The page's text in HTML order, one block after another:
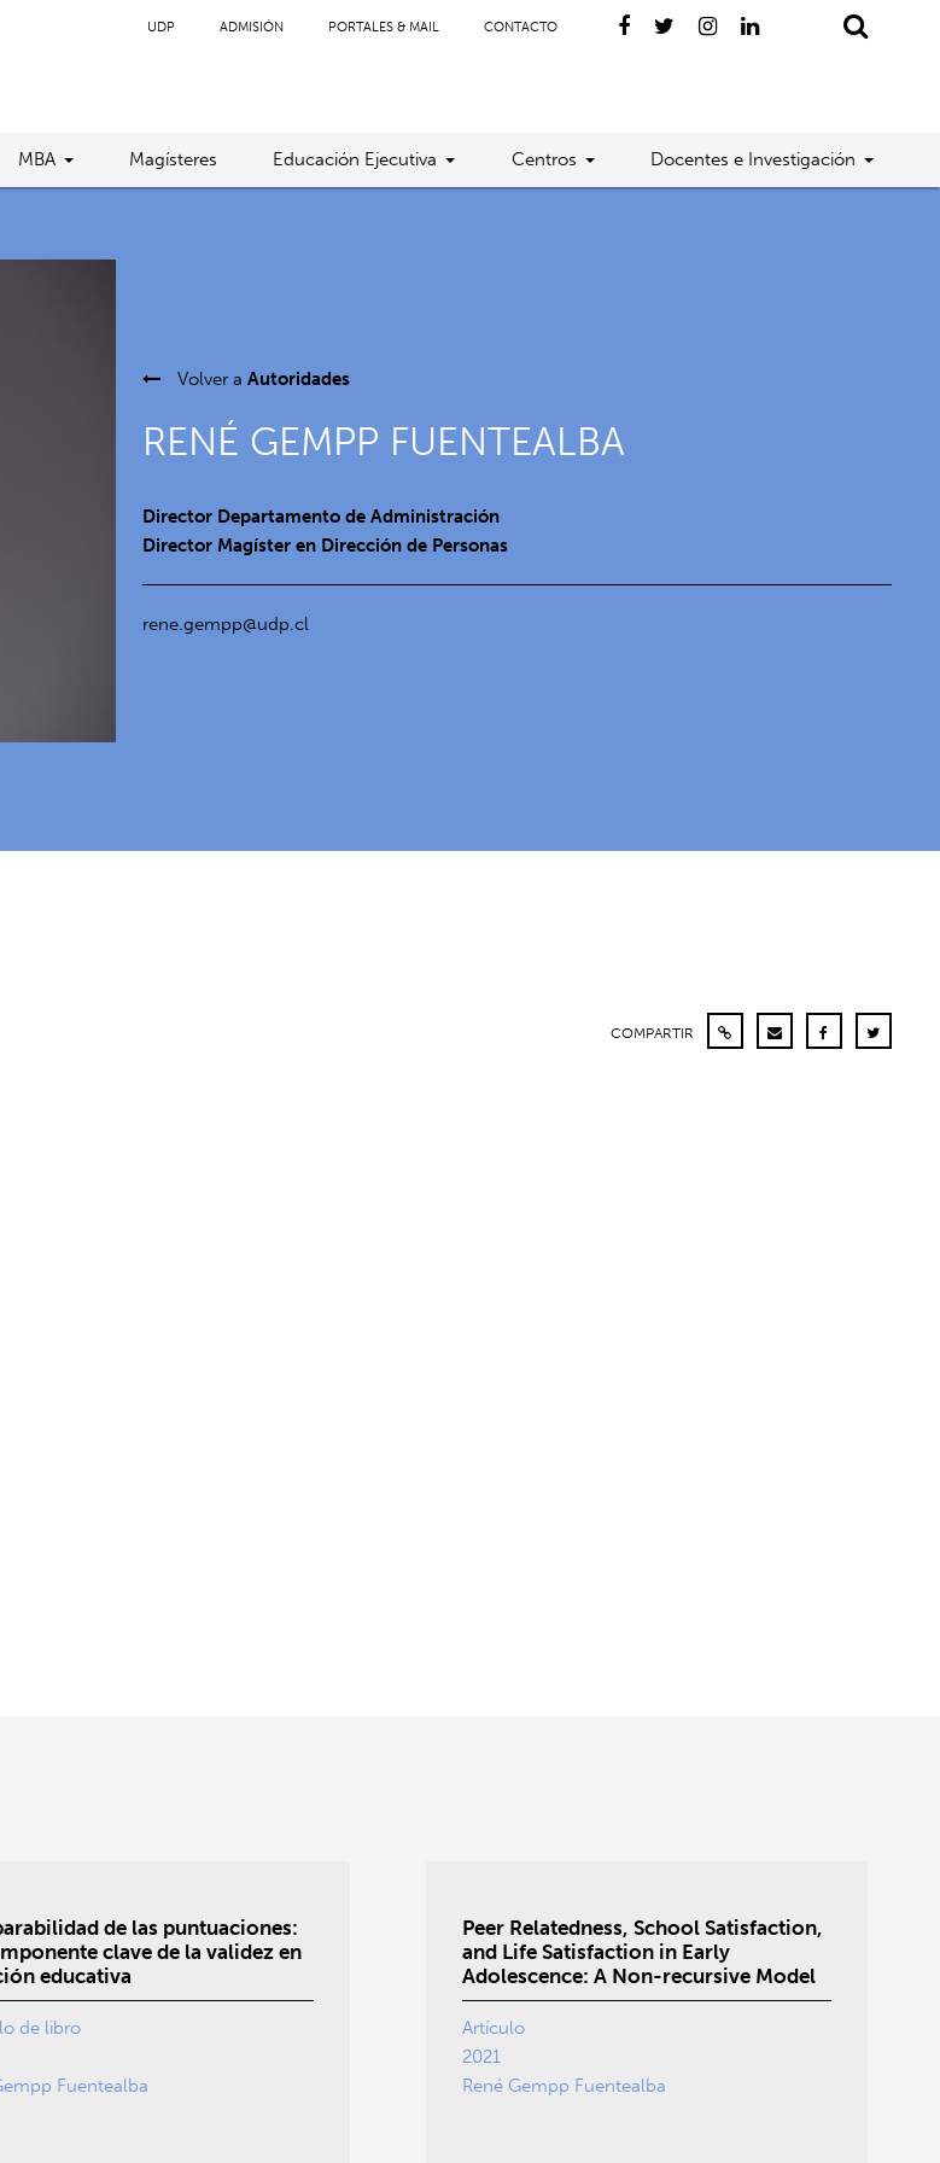
UDP ADMISIÓN PORTALES & MAIL CONTACTO
MBA Magísteres Educación Ejecutiva Centros Docentes e Investigación
Volver aAutoridades
RENÉ GEMPP FUENTEALBA
Director Departamento de Administración
Director Magíster en Dirección de Personas
rene.gempp@udp.cl
COMPARTIR
de las puntuaciones:
clave de la validez en
educativa
de libro
Fuentealba
Peer Relatedness, School Satisfaction,
and Life Satisfaction in Early
Adolescence: A Non-recursive Model
Artículo
2021
René Gempp Fuentealba